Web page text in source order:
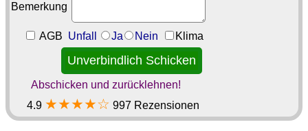
Bemerkung
AGB Unfall Ja Nein Klima
Abschicken und zurücklehnen!
4.9 ★★★★☆ 997 Rezensionen